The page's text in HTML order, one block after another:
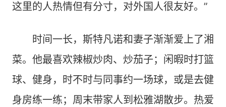
这里的人热情但有分寸，对外国人很友好。”
时间一长，斯特凡诺和妻子渐渐爱上了湘
菜。他最喜欢辣椒炒肉、炒茄子；闲暇时打篮
球、健身，时不时与同事约一场球，或是去健
身房练一练；周末带家人到松雅湖散步。热爱